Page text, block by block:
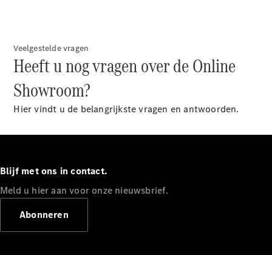
Veelgestelde vragen
Heeft u nog vragen over de Online
Showroom?
Hier vindt u de belangrijkste vragen en antwoorden.
Blijf met ons in contact.
Meld u hier aan voor onze nieuwsbrief.
Abonneren